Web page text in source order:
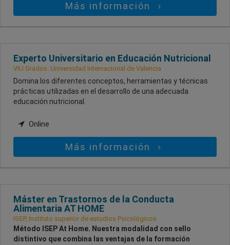
Más información
Experto Universitario en Educación Nutricional
VIU Grados. Universidad Internacional de Valencia
Domina los diferentes conceptos, herramientas y técnicas
prácticas utilizadas en el desarrollo de una adecuada
educación nutricional.
Online
Más información
Máster en Trastornos de la Conducta
Alimentaria AT HOME
ISEP, Instituto superior de estudios Psicológicos
Método ISEP At Home. Nuestra modalidad con sello
distintivo que combina las ventajas de la formación